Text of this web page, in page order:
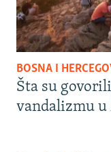
BOSNA I
Šta su
vandalizmu u